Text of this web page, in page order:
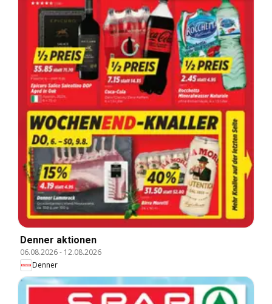
Denner aktionen
06.08.2026- 12.08.2026
Denner